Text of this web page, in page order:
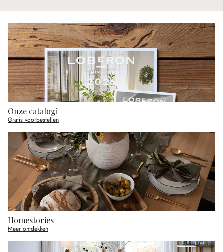
Onze catalogi
Gratis voorbestellen
Homestories
Meer ontdekken